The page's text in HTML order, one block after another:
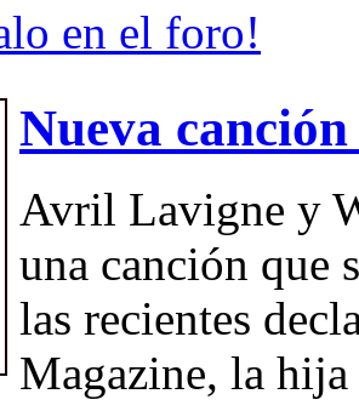
en el foro!
Nueva
Avril Lavigne y
una canción que
las recientes
Magazine, la